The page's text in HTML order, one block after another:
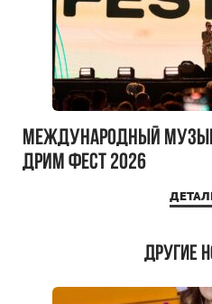
Международный
ДРИМ ФЕСТ 2026
Другие